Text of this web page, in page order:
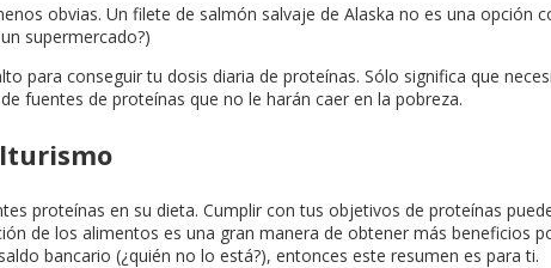
obvias. Un filete de salmón salvaje de Alaska no es una opción
supermercado?)
para conseguir tu dosis diaria de proteínas. Sólo significa que
fuentes de proteínas que no le harán caer en la pobreza.
proteínas en su dieta. Cumplir con tus objetivos de proteínas
de los alimentos es una gran manera de obtener más beneficios
bancario (¿quién no lo está?), entonces este resumen es para ti.